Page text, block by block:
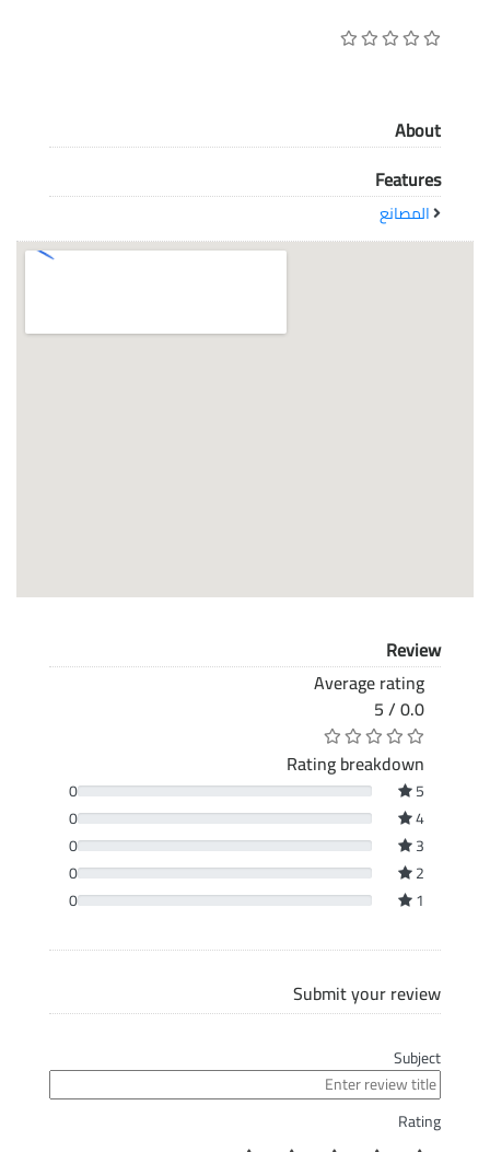
معاً نحو خلق مجتمع مبدع في عالم الأزياء
About
Features
المصانع
Review
Average rating
0.0 / 5
Rating breakdown
5
0
4
0
3
0
2
0
1
0
Submit your review
Subject
Rating